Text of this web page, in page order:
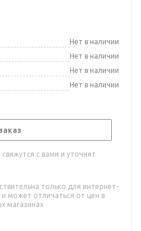
Нет в наличии
Нет в наличии
Нет в наличии
Нет в наличии
с вами и уточнят
только для интернет-
и может отличаться от цен в
магазинах